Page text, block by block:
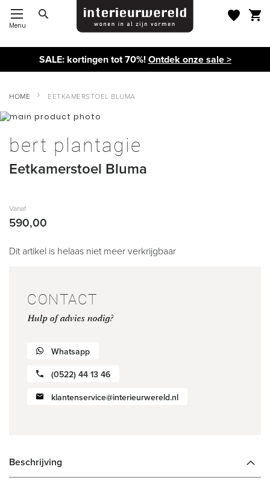
Menu
SALE: kortingen tot 70%!Ontdek onze sale >
HOME
EETKAMERSTOEL BLUMA
Ga
het
einde
de
naar
het
van
bert plantagie
Eetkamerstoel Bluma
Vanaf
590,00
Dit artikel is helaas niet meer verkrijgbaar
CONTACT
Hulp of advies nodig?
Whatsapp
(0522) 44 13 46
klantenservice@interieurwereld.nl
Beschrijving